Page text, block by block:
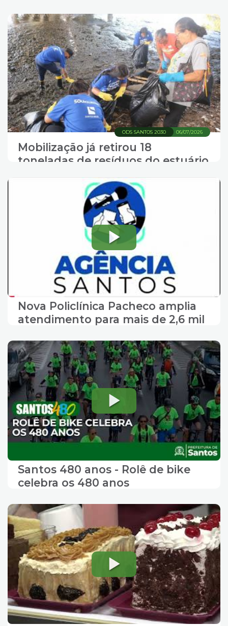
exploradores
06/07/2026
ODS SANTOS 2030
Mobilização já retirou 18
toneladas de resíduos do estuário
Nova Policlínica Pacheco amplia
atendimento para mais de 2,6 mil
Santos 480 anos - Rolê de bike
celebra os 480 anos